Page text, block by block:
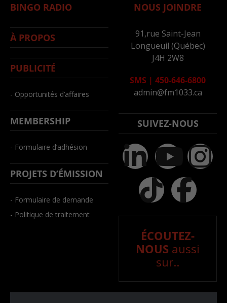
BINGO RADIO
À PROPOS
PUBLICITÉ
- Opportunités d’affaires
MEMBERSHIP
- Formulaire d’adhésion
PROJETS D’ÉMISSION
- Formulaire de demande
- Politique de traitement
NOUS JOINDRE
91,rue Saint-Jean
Longueuil (Québec)
J4H 2W8
SMS | 450-646-6800
admin@fm1033.ca
SUIVEZ-NOUS
ÉCOUTEZ-
NOUS aussi
sur..